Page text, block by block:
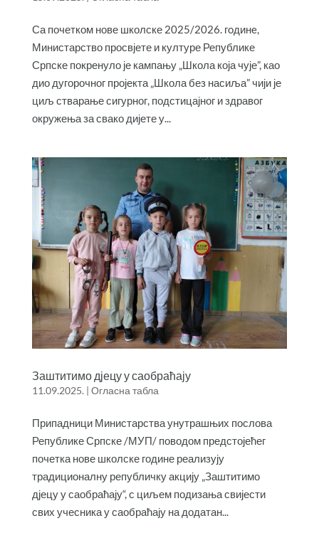
Са почетком нове школске 2025/2026. гoдинe,
Министарство просвјете и културе Републике
Српске покренуло је кампању „Школа која чује”, као
дио дугорочног пројекта „Школа без насиља” чији је
циљ стварање сигурног, подстицајног и здравог
окружења за свако дијете у...
Заштитимо дјецу у саобраћају
11.09.2025. | Огласна табла
Припадници Министарства унутрашњих послова
Републике Српске /МУП/ поводом предстојећег
почетка нове школске године реализују
традиционалну републичку акцију „Заштитимо
дјецу у саобраћају“, с циљем подизања свијести
свих учесника у саобраћају на додатан...